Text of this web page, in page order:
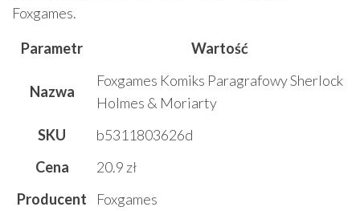
Foxgames.
Parametr
Wartość
Nazwa
Foxgames Komiks Paragrafowy Sherlock
Holmes & Moriarty
SKU
b5311803626d
Cena
20.9 zł
Producent
Foxgames